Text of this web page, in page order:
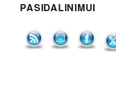
PASIDALINIMUI